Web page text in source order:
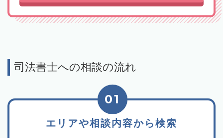
司法書士への相談の流れ
エリアや相談内容から検索
01